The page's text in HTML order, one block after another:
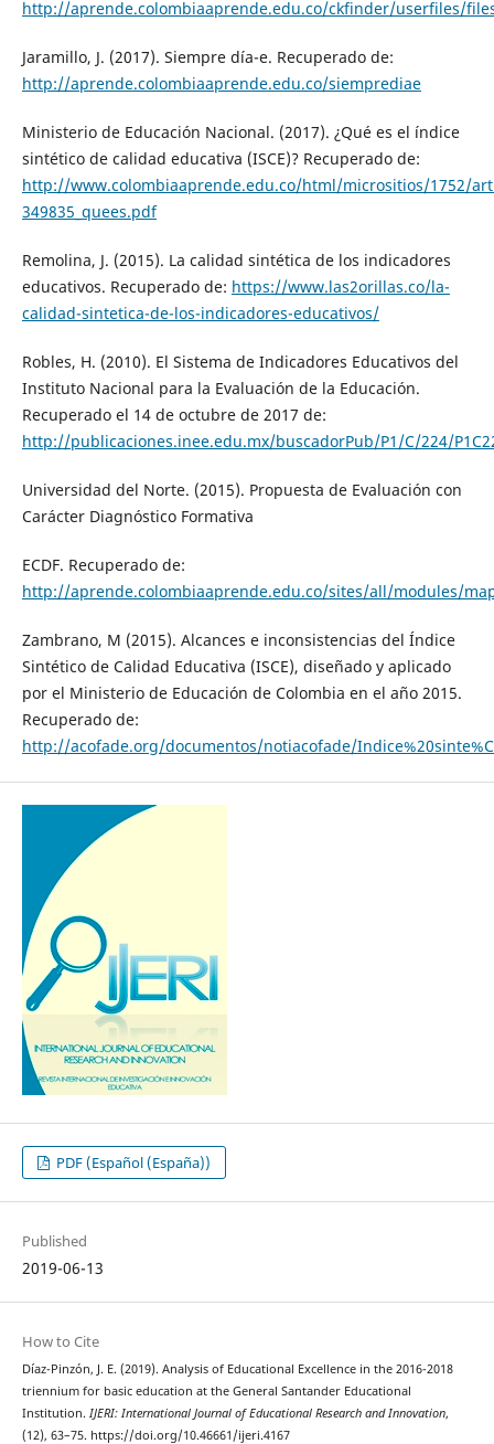
http://aprende.colombiaaprende.edu.co/ckfinder/userfiles/files/
Jaramillo, J. (2017). Siempre día-e. Recuperado de:
http://aprende.colombiaaprende.edu.co/siemprediae
Ministerio de Educación Nacional. (2017). ¿Qué es el índice
sintético de calidad educativa (ISCE)? Recuperado de:
http://www.colombiaaprende.edu.co/html/micrositios/1752/
349835_quees.pdf
Remolina, J. (2015). La calidad sintética de los indicadores
educativos. Recuperado de: https://www.las2orillas.co/la-
calidad-sintetica-de-los-indicadores-educativos/
Robles, H. (2010). El Sistema de Indicadores Educativos del
Instituto Nacional para la Evaluación de la Educación.
Recuperado el 14 de octubre de 2017 de:
http://publicaciones.inee.edu.mx/buscadorPub/P1/C/224/
Universidad del Norte. (2015). Propuesta de Evaluación con
Carácter Diagnóstico Formativa
ECDF. Recuperado de:
http://aprende.colombiaaprende.edu.co/sites/all/modules/
Zambrano, M (2015). Alcances e inconsistencias del Índice
Sintético de Calidad Educativa (ISCE), diseñado y aplicado
por el Ministerio de Educación de Colombia en el año 2015.
Recuperado de:
http://acofade.org/documentos/notiacofade/
PDF (Español (España))
Published
2019-06-13
How to Cite
Díaz-Pinzón, J. E. (2019). Analysis of Educational Excellence in the 2016-2018
triennium for basic education at the General Santander Educational
Institution. IJERI: International Journal of Educational Research and Innovation,
(12), 63–75. https://doi.org/10.46661/ijeri.4167